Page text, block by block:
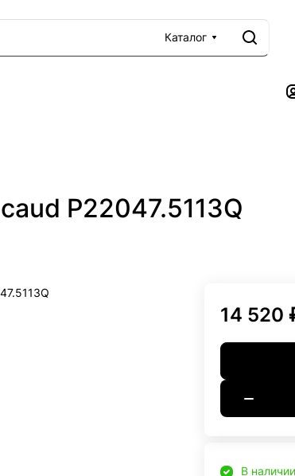
Каталог
P22047.5113Q
14 520
В наличии